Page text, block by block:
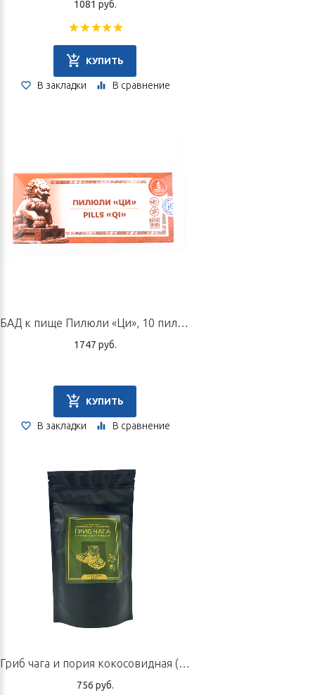
1081 руб.
КУПИТЬ
В закладки В сравнение
БАД к пище Пилюли «Ци», 10 пилюль по 9 г
1747 руб.
КУПИТЬ
В закладки В сравнение
Гриб чага и пория кокосовидная (порошок для приготовления напитка)/композиция № 5, 100 г
756 руб.